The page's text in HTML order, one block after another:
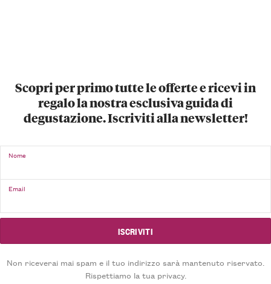
Scopri per primo tutte le offerte e ricevi in
regalo la nostra esclusiva guida di
degustazione. Iscriviti alla newsletter!
Nome
Email
Non riceverai mai spam e il tuo indirizzo sarà mantenuto riservato.
Rispettiamo la tua privacy.